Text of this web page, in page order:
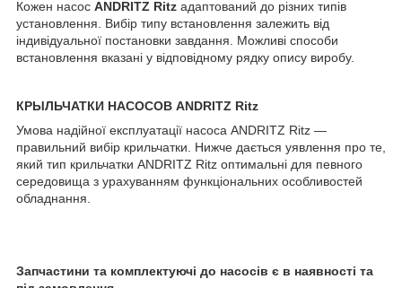
Кожен насос ANDRITZ Ritz адаптований до різних типів
установлення. Вибір типу встановлення залежить від
індивідуальної постановки завдання. Можливі способи
встановлення вказані у відповідному рядку опису виробу.
КРЫЛЬЧАТКИ НАСОСОВ ANDRITZ Ritz
Умова надійної експлуатації насоса ANDRITZ Ritz —
правильний вибір крильчатки. Нижче дається уявлення про те,
який тип крильчатки ANDRITZ Ritz оптимальні для певного
середовища з урахуванням функціональних особливостей
обладнання.
Запчастини та комплектуючі до насосів є в наявності та